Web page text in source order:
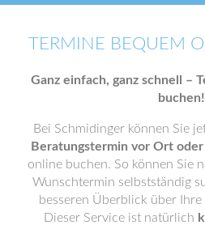
TERMINE BEQUEM
Ganz einfach, ganz schnell –
buchen!
Bei Schmidinger können Sie
Beratungstermin vor Ort
online buchen. So können Sie
Wunschtermin selbstständig
besseren Überblick über
Dieser Service ist natürlich